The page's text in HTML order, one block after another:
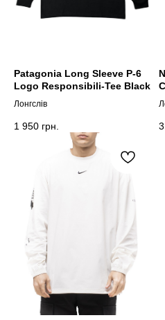
Patagonia Long Sleeve P-6
Logo Responsibili-Tee Black
Лонгслів
1 950 грн.